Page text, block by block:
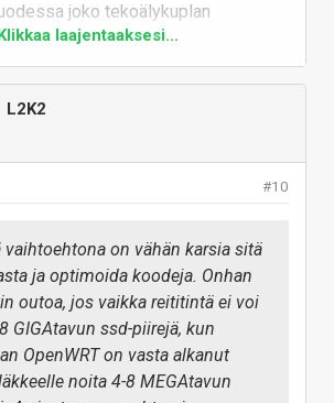
nanometrimäärää
muodostuu lähinnä vaan
epäsuhdasta.
joko tekoälykuplan
tuotantokapasiteetin
Jossain määrin tällaista
voi toki tapahtuakin.
Klikkaa laajentaaksesi...
L2K2
#10
vaihtoehtona on vähän karsia sitä
ja optimoida koodeja. Onhan
outoa, jos vaikka reititintä ei voi
GIGAtavun ssd-piirejä, kun
OpenWRT on vasta alkanut
noita 4-8 MEGAtavun